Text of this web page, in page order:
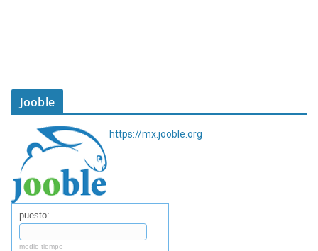
Jooble
https://mx.jooble.org
puesto:
medio tiempo